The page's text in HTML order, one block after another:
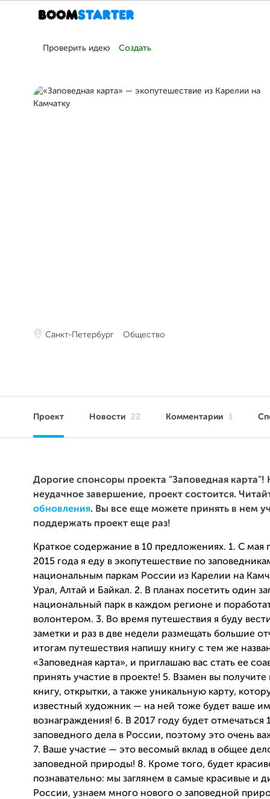
Проверить идею Создать
Санкт-Петербург Общество
Проект Новости 22 Комментарии 1
Дорогие спонсоры проекта "Заповедная карта"!
неудачное завершение, проект состоится.
обновления. Вы все еще можете принять в нем
поддержать проект еще раз!
Краткое содержание в 10 предложениях. 1. С мая
2015 года я еду в экопутешествие по
национальным паркам России из Карелии на
Урал, Алтай и Байкал. 2. В планах посетить один
национальный парк в каждом регионе и
волонтером. 3. Во время путешествия я буду
заметки и раз в две недели размещать большие
итогам путешествия напишу книгу с тем же
«Заповедная карта», и приглашаю вас стать ее
принять участие в проекте! 5. Взамен вы
книгу, открытки, а также уникальную карту,
известный художник — на ней тоже будет ваше
вознаграждения! 6. В 2017 году будет отмечаться
заповедного дела в России, поэтому это очень
7. Ваше участие — это весомый вклад в общее
заповедной природы! 8. Кроме того, будет
познавательно: мы заглянем в самые красивые и
России, узнаем много нового о заповедной